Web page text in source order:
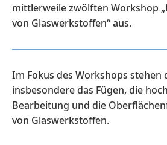
mittlerweile zwölften Workshop
von Glaswerkstoffen“ aus.
Im Fokus des Workshops stehen
insbesondere das Fügen, die
Bearbeitung und die
von Glaswerkstoffen.